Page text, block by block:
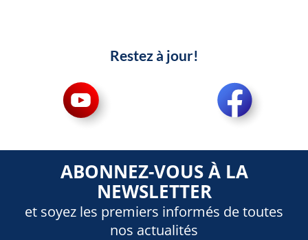
Restez à jour!
ABONNEZ-VOUS À LA
NEWSLETTER
et soyez les premiers informés de toutes
nos actualités